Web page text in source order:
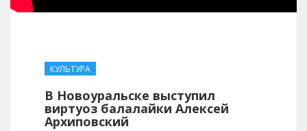
КУЛЬТУРА
В Новоуральске выступил
виртуоз балалайки Алексей
Архиповский